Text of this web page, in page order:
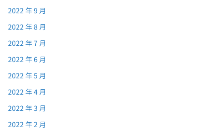
2022 年 9 月
2022 年 8 月
2022 年 7 月
2022 年 6 月
2022 年 5 月
2022 年 4 月
2022 年 3 月
2022 年 2 月